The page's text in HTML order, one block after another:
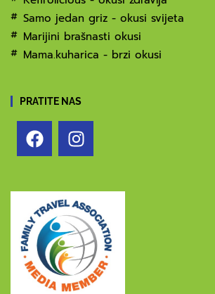
Samo jedan griz - okusi svijeta
Marijini brašnasti okusi
Mama.kuharica - brzi okusi
PRATITE NAS